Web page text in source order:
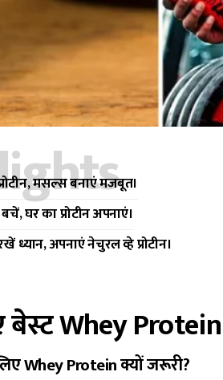
मसल्स बनाएं मजबूत।
घर का प्रोटीन अपनाएं।
ध्यान, अपनाएं नेचुरल व्हे प्रोटीन।
बेस्टWhey Protein
Whey Protein क्यों जरूरी?